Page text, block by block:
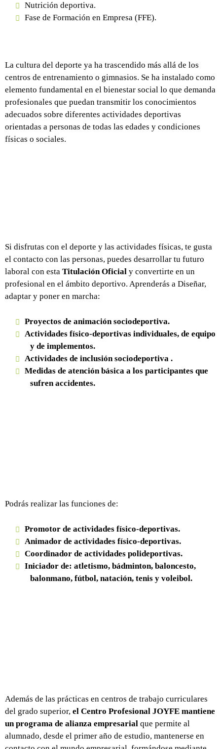
Nutrición deportiva.
Fase de Formación en Empresa (FFE).
La cultura del deporte ya ha trascendido más allá de los
centros de entrenamiento o gimnasios. Se ha instalado como
elemento fundamental en el bienestar social lo que demanda
profesionales que puedan transmitir los conocimientos
adecuados sobre diferentes actividades deportivas
orientadas a personas de todas las edades y condiciones
físicas o sociales.
Si disfrutas con el deporte y las actividades físicas, te gusta
el contacto con las personas, puedes desarrollar tu futuro
laboral con esta Titulación Oficial y convertirte en un
profesional en el ámbito deportivo. Aprenderás a Diseñar,
adaptar y poner en marcha:
Proyectos de animación sociodeportiva.
Actividades físico-deportivas individuales, de equipo
y de implementos.
Actividades de inclusión sociodeportiva .
Medidas de atención básica a los participantes que
sufren accidentes.
Podrás realizar las funciones de:
Promotor de actividades físico-deportivas.
Animador de actividades físico-deportivas.
Coordinador de actividades polideportivas.
Iniciador de: atletismo, bádminton, baloncesto,
balonmano, fútbol, natación, tenis y voleibol.
Además de las prácticas en centros de trabajo curriculares
del grado superior, el Centro Profesional JOYFE mantiene
un programa de alianza empresarial que permite al
alumnado, desde el primer año de estudio, mantenerse en